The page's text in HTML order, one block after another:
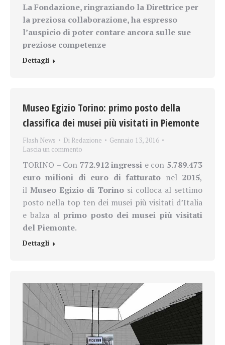
La Fondazione, ringraziando la Direttrice per
la preziosa collaborazione, ha espresso
l’auspicio di poter contare ancora sulle sue
preziose competenze
Dettagli
Museo Egizio Torino: primo posto della
classifica dei musei più visitati in Piemonte
Flash News Di Redazione
Gennaio 13, 2016
Lascia un commento
TORINO – Con 772.912 ingressi e con 5.789.473
euro milioni di euro di fatturato nel 2015,
il Museo Egizio di Torino si colloca al settimo
posto nella top ten dei musei più visitati d’Italia
e balza alprimo posto dei musei più visitati
del Piemonte.
Dettagli